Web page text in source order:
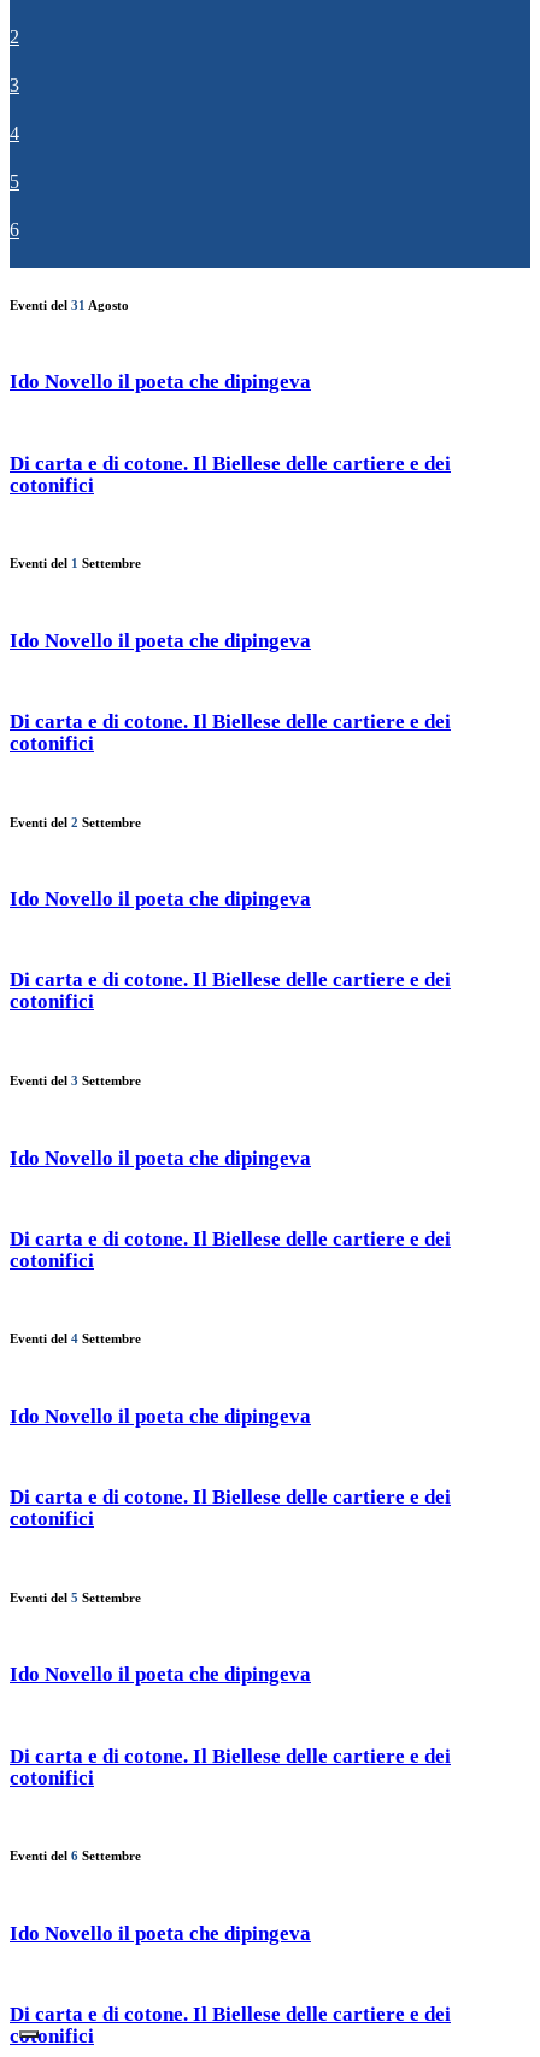
2
3
4
5
6
Eventi del 31 Agosto
Ido Novello il poeta che dipingeva
Di carta e di cotone. Il Biellese delle cartiere e dei
cotonifici
Eventi del 1 Settembre
Ido Novello il poeta che dipingeva
Di carta e di cotone. Il Biellese delle cartiere e dei
cotonifici
Eventi del 2 Settembre
Ido Novello il poeta che dipingeva
Di carta e di cotone. Il Biellese delle cartiere e dei
cotonifici
Eventi del 3 Settembre
Ido Novello il poeta che dipingeva
Di carta e di cotone. Il Biellese delle cartiere e dei
cotonifici
Eventi del 4 Settembre
Ido Novello il poeta che dipingeva
Di carta e di cotone. Il Biellese delle cartiere e dei
cotonifici
Eventi del 5 Settembre
Ido Novello il poeta che dipingeva
Di carta e di cotone. Il Biellese delle cartiere e dei
cotonifici
Eventi del 6 Settembre
Ido Novello il poeta che dipingeva
Di carta e di cotone. Il Biellese delle cartiere e dei
cotonifici